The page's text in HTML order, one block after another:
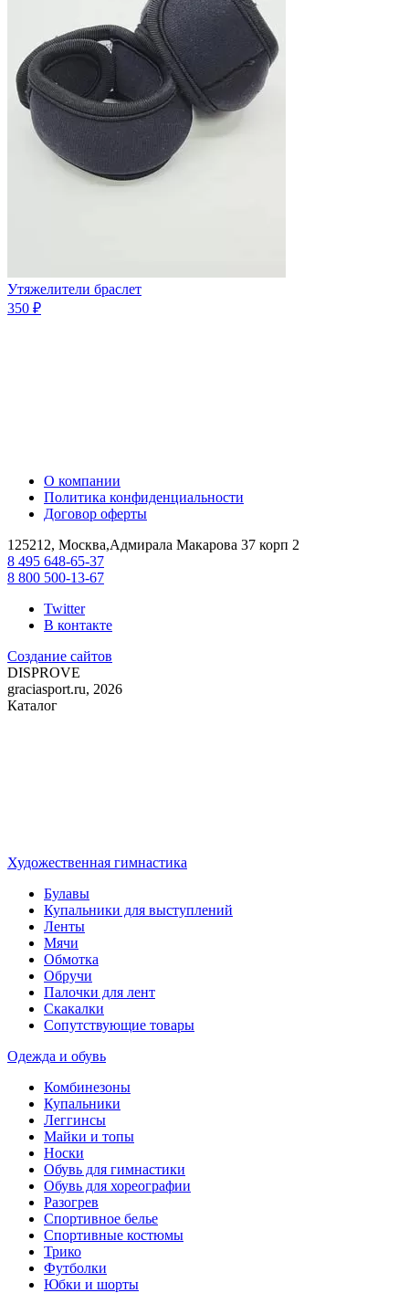
Утяжелители браслет
350 ₽
О компании
Политика конфиденциальности
Договор оферты
125212, Москва,Адмирала Макарова 37 корп 2
8 495 648-65-37
8 800 500-13-67
Twitter
В контакте
Создание сайтов
DISPROVE
graciasport.ru, 2026
Каталог
Художественная гимнастика
Булавы
Купальники для выступлений
Ленты
Мячи
Обмотка
Обручи
Палочки для лент
Скакалки
Сопутствующие товары
Одежда и обувь
Комбинезоны
Купальники
Леггинсы
Майки и топы
Носки
Обувь для гимнастики
Обувь для хореографии
Разогрев
Спортивное белье
Спортивные костюмы
Трико
Футболки
Юбки и шорты